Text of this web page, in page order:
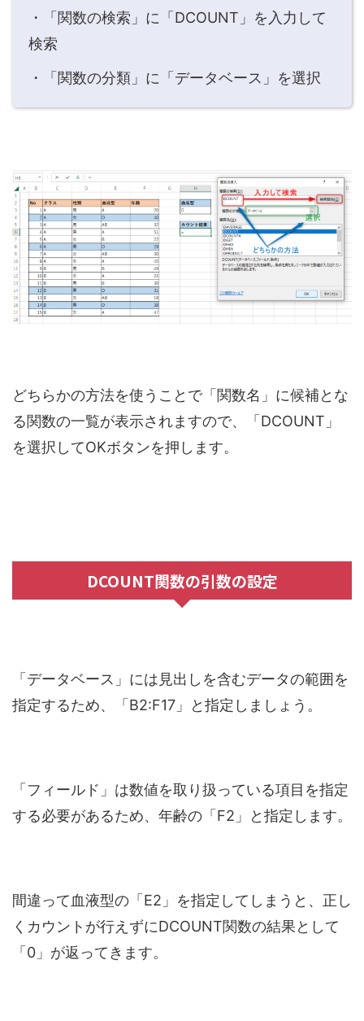
・「関数の検索」に「DCOUNT」を入力して
検索
・「関数の分類」に「データベース」を選択
どちらかの方法を使うことで「関数名」に候補とな
る関数の一覧が表示されますので、「DCOUNT」
を選択してOKボタンを押します。
DCOUNT関数の引数の設定
「データベース」には見出しを含むデータの範囲を
指定するため、「B2:F17」と指定しましょう。
「フィールド」は数値を取り扱っている項目を指定
する必要があるため、年齢の「F2」と指定します。
間違って血液型の「E2」を指定してしまうと、正し
くカウントが行えずにDCOUNT関数の結果として
「0」が返ってきます。